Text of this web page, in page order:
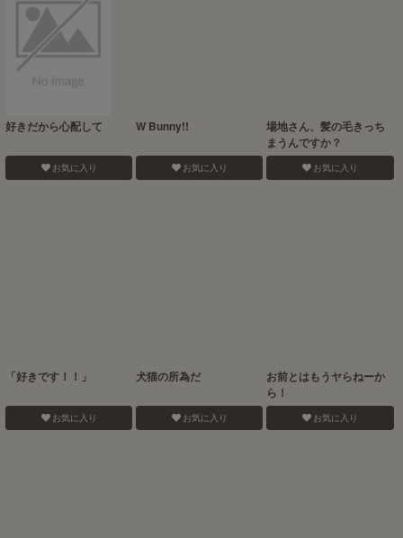
好きだから心配して
お気に入り
W Bunny!!
お気に入り
場地さん、髪の毛きっち
まうんですか？
お気に入り
「好きです！！」
お気に入り
犬猫の所為だ
お気に入り
お前とはもうヤらねーか
ら！
お気に入り